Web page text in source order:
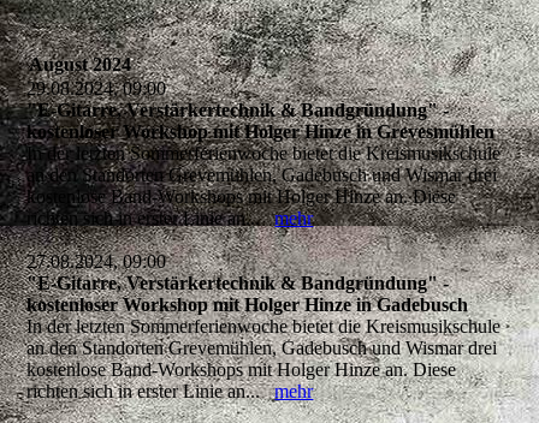
August 2024
29.08.2024, 09:00
"E-Gitarre, Verstärkertechnik & Bandgründung" -
kostenloser Workshop mit Holger Hinze in Grevesmühlen
In der letzten Sommerferienwoche bietet die Kreismusikschule
an den Standorten Grevemühlen, Gadebusch und Wismar drei
kostenlose Band-Workshops mit Holger Hinze an. Diese
richten sich in erster Linie an...mehr
27.08.2024, 09:00
"E-Gitarre, Verstärkertechnik & Bandgründung" -
kostenloser Workshop mit Holger Hinze in Gadebusch
In der letzten Sommerferienwoche bietet die Kreismusikschule
an den Standorten Grevemühlen, Gadebusch und Wismar drei
kostenlose Band-Workshops mit Holger Hinze an. Diese
richten sich in erster Linie an...mehr